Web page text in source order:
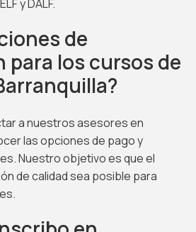
y DALF.
de
los cursos de
a nuestros asesores en
las opciones de pago y
Nuestro objetivo es que el
de calidad sea posible para